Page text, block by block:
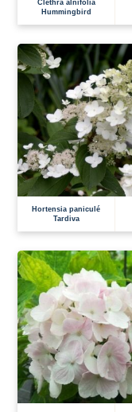
Clethra alnifolia
Hummingbird
Hortensia paniculé
Tardiva